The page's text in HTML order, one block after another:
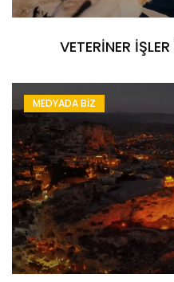
VETERİNER
MEDYADA BİZ